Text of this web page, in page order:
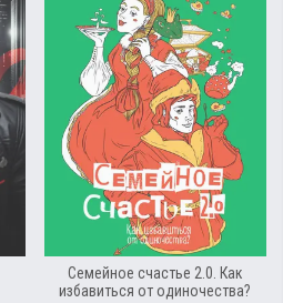
Семейное счастье 2.0. Как
избавиться от одиночества?